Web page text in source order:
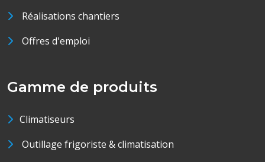
Réalisations chantiers
Offres d'emploi
Gamme de produits
Climatiseurs
Outillage frigoriste & climatisation